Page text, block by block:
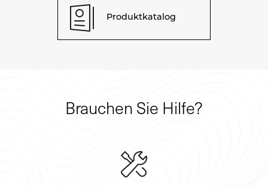
Produktkatalog
Brauchen Sie Hilfe?